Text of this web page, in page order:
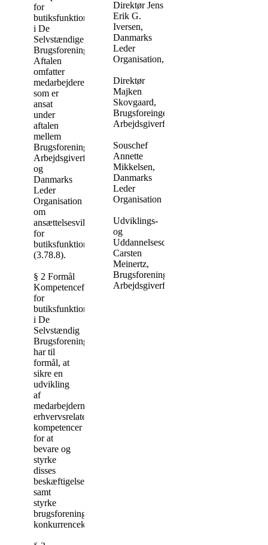
for
butiksfunktionærer
i De
Selvstændige
Brugsforeninger.
Aftalen
omfatter
medarbejdere,
som er
ansat
under
aftalen
mellem
Brugsforeningernes
Arbejdsgiverforening
og
Danmarks
Leder
Organisation
om
ansættelsesvilkår
for
butiksfunktionærer
(3.78.8).
§ 2 Formål
Kompetencefonden
for
butiksfunktionærer
i De
Selvstændig
Brugsforeninger
har til
formål, at
sikre en
udvikling
af
medarbejdernes
erhvervsrelaterede
kompetencer
for at
bevare og
styrke
disses
beskæftigelsesmuligheder
samt
styrke
brugsforeningernes
konkurrencekraft.
Direktør Jens
Erik G.
Iversen,
Danmarks
Leder
Organisation,
Direktør
Majken
Skovgaard,
Brugsforeingernes
Arbejdsgiverforening,
Souschef
Annette
Mikkelsen,
Danmarks
Leder
Organisation
Udviklings-
og
Uddannelseschef
Carsten
Meinertz,
Brugsforeningernes
Arbejdsgiverforening